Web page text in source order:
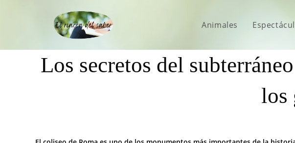
Animales
Los secretos del
los